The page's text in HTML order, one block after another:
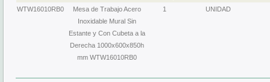
WTW16010RB0
Mesa de Trabajo Acero
Inoxidable Mural Sin
Estante y Con Cubeta a la
Derecha 1000x600x850h
mm WTW16010RB0
1 UNIDAD